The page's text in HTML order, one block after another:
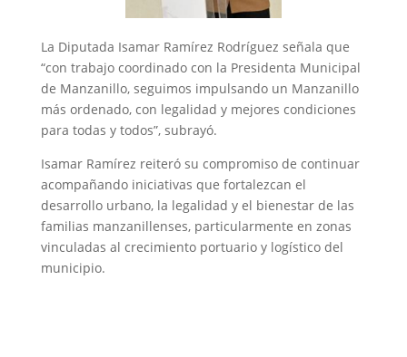
La Diputada Isamar Ramírez Rodríguez señala que
“con trabajo coordinado con la Presidenta Municipal
de Manzanillo, seguimos impulsando un Manzanillo
más ordenado, con legalidad y mejores condiciones
para todas y todos”, subrayó.
Isamar Ramírez reiteró su compromiso de continuar
acompañando iniciativas que fortalezcan el
desarrollo urbano, la legalidad y el bienestar de las
familias manzanillenses, particularmente en zonas
vinculadas al crecimiento portuario y logístico del
municipio.